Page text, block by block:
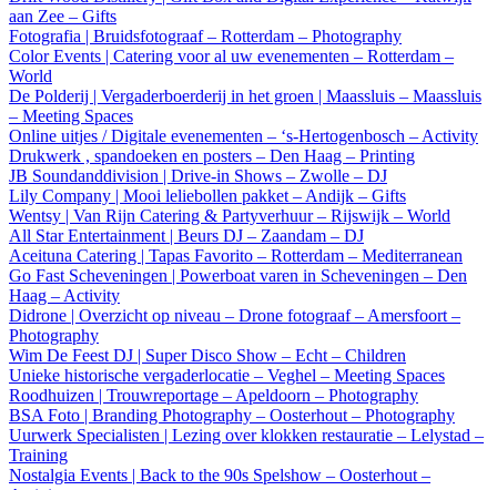
aan Zee – Gifts
Fotografia | Bruidsfotograaf – Rotterdam – Photography
Color Events | Catering voor al uw evenementen – Rotterdam –
World
De Polderij | Vergaderboerderij in het groen | Maassluis – Maassluis
– Meeting Spaces
Online uitjes / Digitale evenementen – ‘s-Hertogenbosch – Activity
Drukwerk , spandoeken en posters – Den Haag – Printing
JB Soundanddivision | Drive-in Shows – Zwolle – DJ
Lily Company | Mooi leliebollen pakket – Andijk – Gifts
Wentsy | Van Rijn Catering & Partyverhuur – Rijswijk – World
All Star Entertainment | Beurs DJ – Zaandam – DJ
Aceituna Catering | Tapas Favorito – Rotterdam – Mediterranean
Go Fast Scheveningen | Powerboat varen in Scheveningen – Den
Haag – Activity
Didrone | Overzicht op niveau – Drone fotograaf – Amersfoort –
Photography
Wim De Feest DJ | Super Disco Show – Echt – Children
Unieke historische vergaderlocatie – Veghel – Meeting Spaces
Roodhuizen | Trouwreportage – Apeldoorn – Photography
BSA Foto | Branding Photography – Oosterhout – Photography
Uurwerk Specialisten | Lezing over klokken restauratie – Lelystad –
Training
Nostalgia Events | Back to the 90s Spelshow – Oosterhout –